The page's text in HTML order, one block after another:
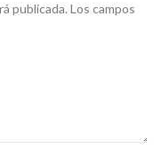
publicada.Los campos